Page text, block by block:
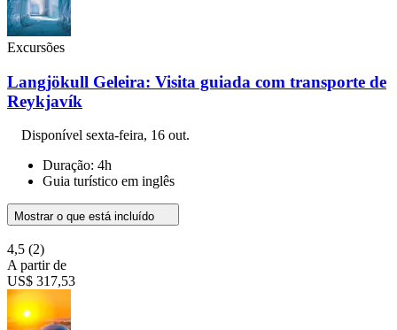
Excursões
Langjökull Geleira: Visita guiada com transporte de
Reykjavík
Disponível sexta-feira, 16 out.
Duração: 4h
Guia turístico em inglês
Mostrar o que está incluído
4,5 (2)
A partir de
US$ 317,53